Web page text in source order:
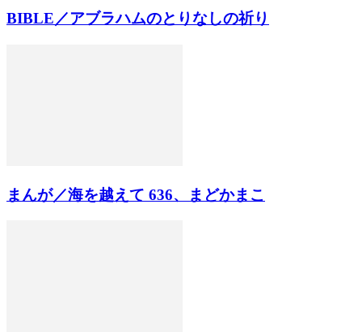
BIBLE／アブラハムのとりなしの祈り
まんが／海を越えて 636、まどかまこ